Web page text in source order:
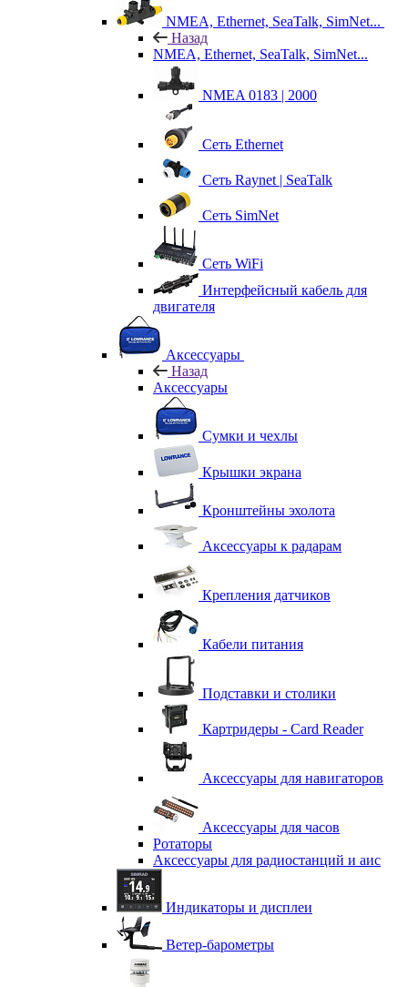
NMEA, Ethernet, SeaTalk, SimNet...
Назад
NMEA, Ethernet, SeaTalk, SimNet...
NMEA 0183 | 2000
Сеть Ethernet
Сеть Raynet | SeaTalk
Сеть SimNet
Сеть WiFi
Интерфейсный кабель для
двигателя
Аксессуары
Назад
Аксессуары
Сумки и чехлы
Крышки экрана
Кронштейны эхолота
Аксессуары к радарам
Крепления датчиков
Кабели питания
Подставки и столики
Картридеры - Card Reader
Аксессуары для навигаторов
Аксессуары для часов
Ротаторы
Аксессуары для радиостанций и аис
Индикаторы и дисплеи
Ветер-барометры